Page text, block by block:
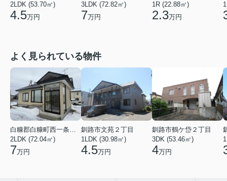
2LDK (53.70㎡)
4.5万円
3LDK (72.82㎡)
7万円
1R (22.88㎡)
2.3万円
よく見られている物件
白糠郡白糠町西一条南４丁目
2LDK (72.04㎡)
7万円
釧路市文苑２丁目
1LDK (30.98㎡)
4.5万円
釧路市鶴ケ岱２丁目
3DK (53.46㎡)
4万円